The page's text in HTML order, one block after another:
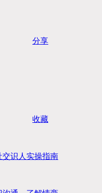
分享
收藏
识人实操指南